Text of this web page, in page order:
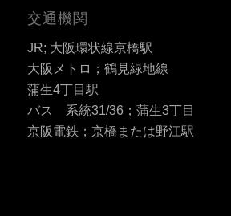
交通機関
JR; 大阪環状線京橋駅
大阪メトロ；鶴見緑地線
蒲生4丁目駅
バス 系統31/36；蒲生3丁目
京阪電鉄；京橋または野江駅